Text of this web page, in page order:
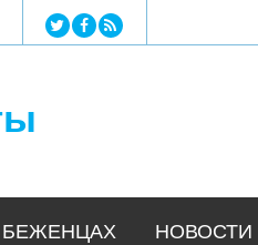
Jump to navigation
НОВОСТИ